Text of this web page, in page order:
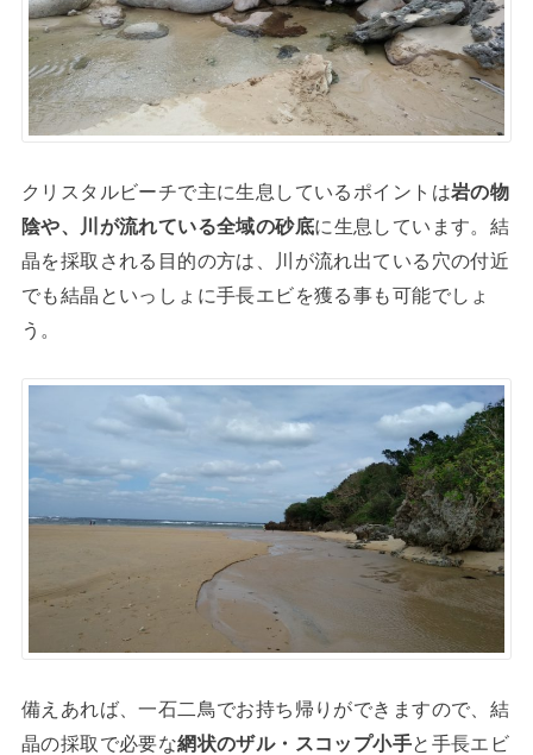
クリスタルビーチで主に生息しているポイントは岩の物
陰や、川が流れている全域の砂底に生息しています。結
晶を採取される目的の方は、川が流れ出ている穴の付近
でも結晶といっしょに手長エビを獲る事も可能でしょ
う。
備えあれば、一石二鳥でお持ち帰りができますので、結
晶の採取で必要な網状のザル・スコップ小手と手長エビ